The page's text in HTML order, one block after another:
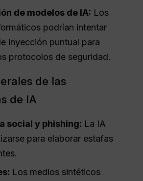
de modelos de IA: Los
podrían intentar
inyección puntual para
protocolos de seguridad.
de las
de IA
social y phishing: La IA
para elaborar estafas
Los medios sintéticos